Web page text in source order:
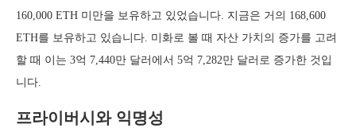
160,000 ETH 미만을 보유하고 있었습니다. 지금은 거의 168,600
ETH를 보유하고 있습니다. 미화로 볼 때 자산 가치의 증가를 고려
할 때 이는 3억 7,440만 달러에서 5억 7,282만 달러로 증가한 것입
니다.
프라이버시와 익명성